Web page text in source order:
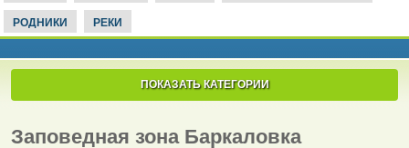
РОДНИКИ РЕКИ
ПОКАЗАТЬ КАТЕГОРИИ
Заповедная зона Баркаловка